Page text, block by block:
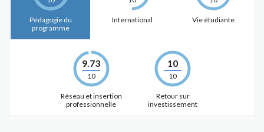
Pédagogie du
programme
International Vie étudiante
9.73
10
Réseau et insertion
professionnelle
10
10
Retour sur
investissement